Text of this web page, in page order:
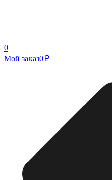
0
Мой заказ0 ₽